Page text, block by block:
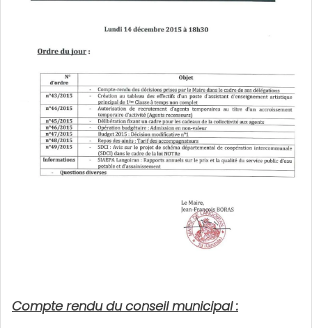
Compte rendu du conseil municipal :